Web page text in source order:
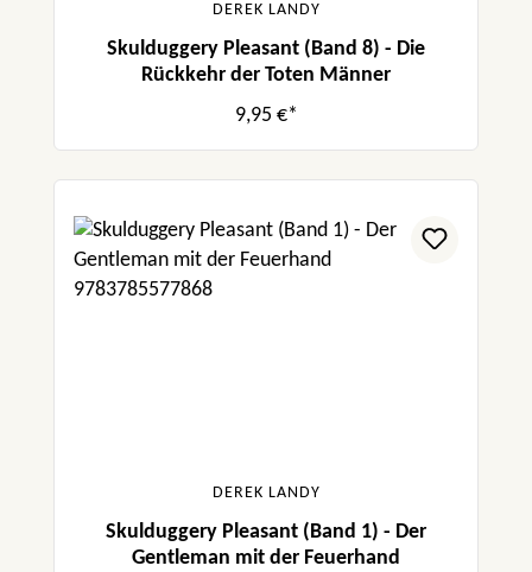
DEREK LANDY
Skulduggery Pleasant (Band 8) - Die
Rückkehr der Toten Männer
9,95 €*
DEREK LANDY
Skulduggery Pleasant (Band 1) - Der
Gentleman mit der Feuerhand